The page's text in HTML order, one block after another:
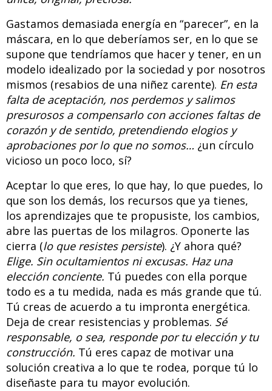
Gastamos demasiada energía en “parecer”, en la
máscara, en lo que deberíamos ser, en lo que se
supone que tendríamos que hacer y tener, en un
modelo idealizado por la sociedad y por nosotros
mismos (resabios de una niñez carente). En esta
falta de aceptación, nos perdemos y salimos
presurosos a compensarlo con acciones faltas de
corazón y de sentido, pretendiendo elogios y
aprobaciones por lo que no somos… ¿un círculo
vicioso un poco loco, sí?
Aceptar lo que eres, lo que hay, lo que puedes, lo
que son los demás, los recursos que ya tienes,
los aprendizajes que te propusiste, los cambios,
abre las puertas de los milagros. Oponerte las
cierra (lo que resistes persiste). ¿Y ahora qué?
Elige. Sin ocultamientos ni excusas. Haz una
elección conciente. Tú puedes con ella porque
todo es a tu medida, nada es más grande que tú.
Tú creas de acuerdo a tu impronta energética.
Deja de crear resistencias y problemas. Sé
responsable, o sea, responde por tu elección y tu
construcción. Tú eres capaz de motivar una
solución creativa a lo que te rodea, porque tú lo
diseñaste para tu mayor evolución.